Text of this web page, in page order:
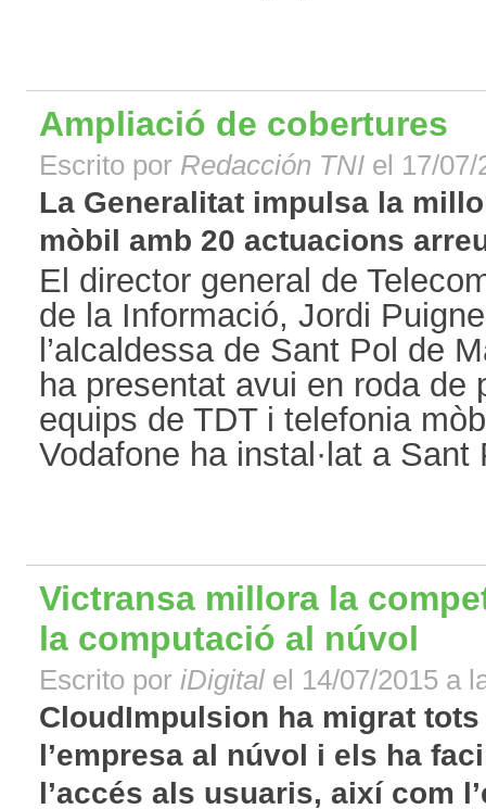
Ampliació de cobertures
Escrito por Redacción TNI el 17/07/
La Generalitat impulsa la
mòbil amb 20 actuacions
El director general de
de la Informació, Jordi
l’alcaldessa de Sant Pol de
ha presentat avui en roda de
equips de TDT i telefonia
Vodafone ha instal·lat a
Victransa millora la
la computació al núvol
Escrito por iDigital el 14/07/2015 a
CloudImpulsion ha migrat
l’empresa al núvol i els ha
l’accés als usuaris, així com